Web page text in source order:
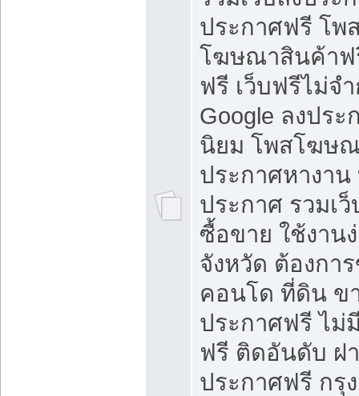
ประกาศฟรี โพ
โฆษณาสินค้าฟ
ฟรี เว็บฟรีไม่จ
Google ลงปร
นิยม โพสโฆษ
ประกาศหางาน
ประกาศ รวมเ
ซื้อขาย ใช้งาน
จังหวัด ต้องกา
คอนโด ที่ดิน ข
ประกาศฟรี ไม่
ฟรี ติดอันดับ ฝ
ประกาศฟรี กรุ